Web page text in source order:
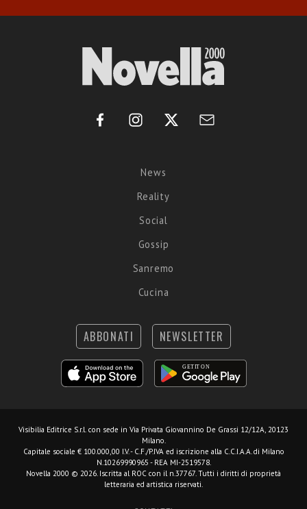
News
Reality
Social
Gossip
Sanremo
Cucina
ABBONATI NEWSLETTER
Visibilia Editrice S.r.l. con sede in Via Privata Giovannino De Grassi 12/12A, 20123
Milano.
Capitale sociale € 100.000,00 I.V. - C.F./P.IVA ed iscrizione alla C.C.I.A.A. di Milano
N.10269990965 - REA MI-2519578.
Novella 2000 © 2026. Iscritta al ROC con il n.37767. Tutti i diritti di proprietà
letteraria ed artistica riservati.